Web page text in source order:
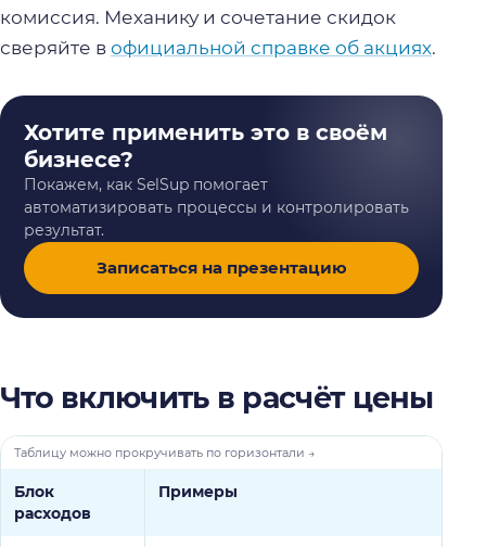
комиссия. Механику и сочетание скидок
сверяйте в официальной справке об акциях.
Хотите применить это в своём
бизнесе?
Покажем, как SelSup помогает
автоматизировать процессы и контролировать
результат.
Записаться на презентацию
Что включить в расчёт цены
Блок
расходов
Примеры